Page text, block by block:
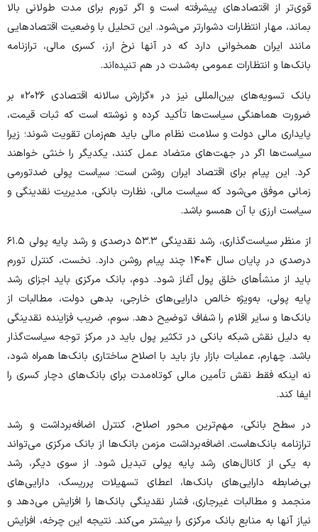
قوی‌تر از اقتصاد‌های پیشرفته است و اگر تورم برای مدت طولانی بالا
بماند، مهار انتظارات دشوارتر می‌شود. این تحلیل با وضعیت اقتصاد‌هایی
مانند ایران همخوانی دارد که در آنها نرخ ارز، کسری مالی، ترازنامه
بانک‌ها و انتظارات عمومی به‌شدت در هم تنیده‌اند.
بانک تسویه‌های بین‌المللی نیز در «گزارش سالانه اقتصادی ۲۰۲۶» بر
ضرورت هماهنگی سیاست‌ها تأکید کرده و نوشته است که ثبات قیمت،
پایداری مالی دولت و سلامت نظام مالی باید هم‌زمان تقویت شوند؛ زیرا
سیاست‌ها اگر در جهت‌های متضاد عمل کنند، یکدیگر را خنثی خواهند
کرد. این پیام برای اقتصاد ایران روشن است: سیاست پولی ضدتورمی
زمانی موفق می‌شود که سیاست مالی، نظارت بانکی، مدیریت نقدینگی و
سیاست ارزی با آن همسو باشد.
از منظر سیاست‌گذاری، رشد نقدینگی ۵۳.۳ درصدی و رشد پایه پولی ۶۱.۵
درصدی در پایان سال ۱۴۰۴ چند پیام روشن دارد. نخست، کنترل تورم
باید از منشأ‌های خلق پول آغاز شود. دوم، بانک مرکزی باید اجزای رشد
پایه پولی، به‌ویژه خالص دارایی‌های خارجی، بدهی دولت، مطالبات از
بانک‌ها و سایر اقلام را شفاف توضیح دهد. سوم، ضریب فزاینده نقدینگی
به دلیل نقش شبکه بانکی در تکثیر پول باید در مرکز توجه سیاست‌گذار
باشد. چهارم، عملیات بازار باز باید با اصلاح ساختاری بانک‌ها همراه شود،
نه اینکه فقط نقش تأمین مالی کوتاه‌مدت برای بانک‌های دچار کسری را
ایفا کند.
در سطح بانکی، مهم‌ترین محور اصلاح، کنترل اضافه‌برداشت و رشد
ترازنامه بانک‌هاست. اضافه‌برداشت مزمن بانک‌ها از بانک مرکزی می‌تواند
به یکی از کانال‌های رشد پایه پولی تبدیل شود. از سوی دیگر، رشد
بی‌ضابطه دارایی‌های بانک‌ها، اعطای تسهیلات پرریسک، دارایی‌های
منجمد و مطالبات غیرجاری، فشار نقدینگی بانک‌ها را افزایش می‌دهد و
نیاز آنها به منابع بانک مرکزی را بیشتر می‌کند. نتیجه این چرخه، افزایش